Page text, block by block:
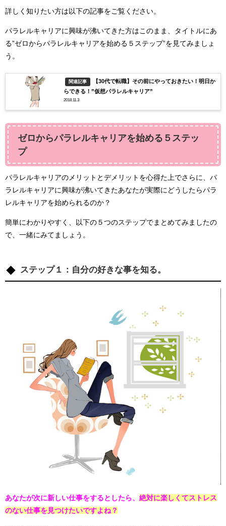
詳しく知りたい方は以下の記事をご覧ください。
パラレルキャリアに興味が沸いてきた方はこのまま、タイトルにあ
る”ゼロからパラレルキャリアを始める５ステップ”を見てみましょ
う。
関連記事
【30代で転職】その前にやっておきたい！明日か
らできる！”仮想パラレルキャリア”
2018.11.3
ゼロからパラレルキャリアを始める５ステッ
プ
パラレルキャリアのメリットとデメリットを心得た上でさらに、パ
ラレルキャリアに興味が沸いてきたあなたが実際にどうしたらパラ
レルキャリアを始められるのか？
簡単にわかりやすく、以下の５つのステップでまとめてみましたの
で、一緒にみてましょう。
ステップ１：自分の好きな事を知る。
あなたが次に新しい仕事をするとしたら、 絶対に楽しくてストレス
のない仕事を見つけたいですよね？